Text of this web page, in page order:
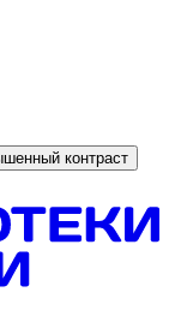
контраст